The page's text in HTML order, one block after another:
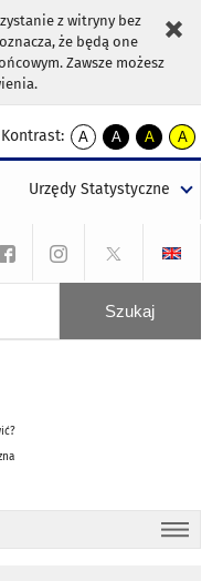
z witryny bez
że będą one
Zawsze możesz
Kontrast:
A
kontrast
A
kontrast
tekst
czarnym
A
kontrast
tekst
czarnym
A
tekst
żółtym
Urzędy Statystyczne